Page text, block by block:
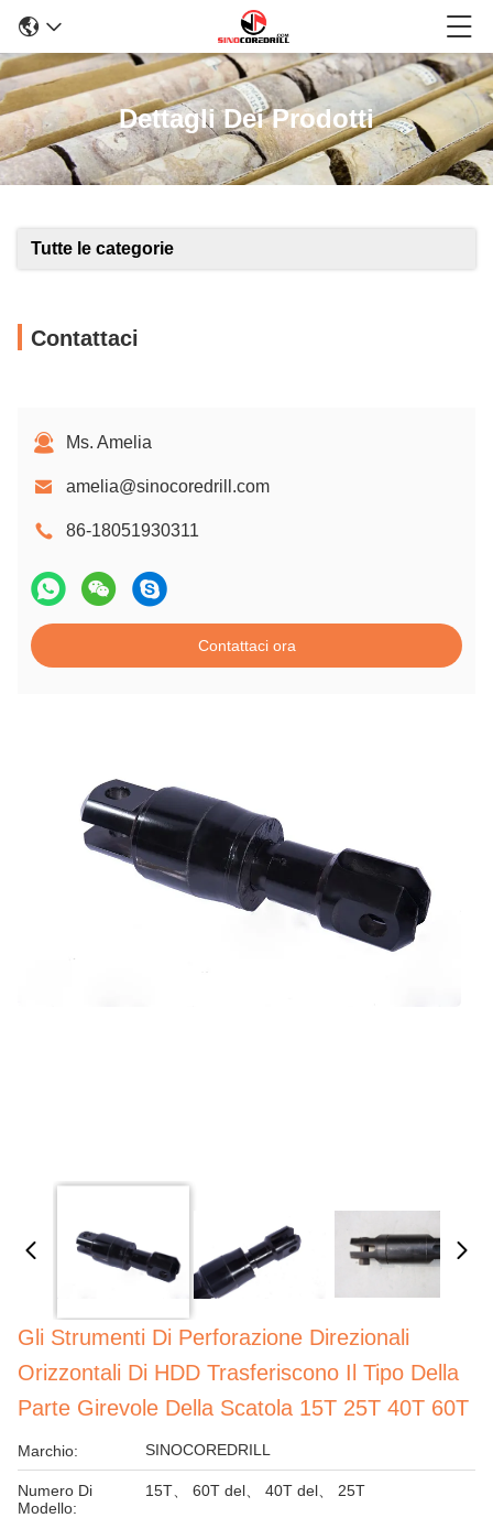
Dettagli Dei Prodotti
Tutte le categorie
Contattaci
Ms. Amelia
amelia@sinocoredrill.com
86-18051930311
Contattaci ora
Gli Strumenti Di Perforazione Direzionali
Orizzontali Di HDD Trasferiscono Il Tipo Della
Parte Girevole Della Scatola 15T 25T 40T 60T
Marchio: SINOCOREDRILL
Numero Di
Modello:
15T、 60T del、 40T del、 25T